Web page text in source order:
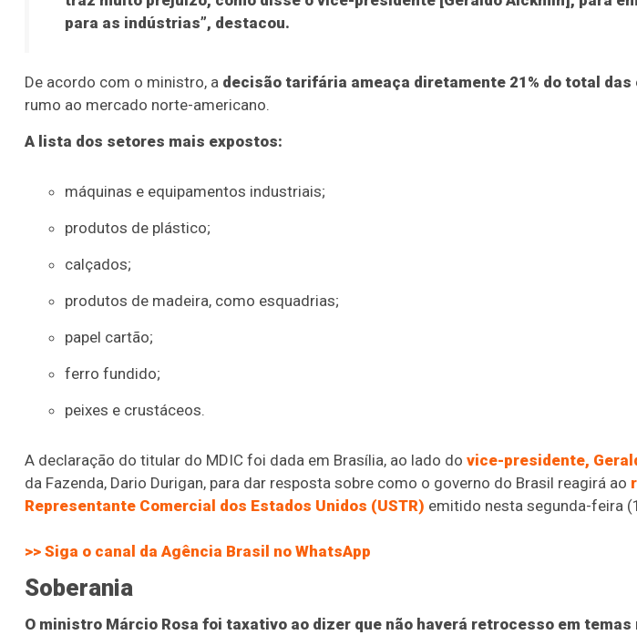
para as indústrias”, destacou.
De acordo com o ministro, a decisão tarifária ameaça diretamente 21% do total
rumo ao mercado norte-americano.
A lista dos setores mais expostos:
máquinas e equipamentos industriais;
produtos de plástico;
calçados;
produtos de madeira, como esquadrias;
papel cartão;
ferro fundido;
peixes e crustáceos.
A declaração do titular do MDIC foi dada em Brasília, ao lado do vice-presidente,
da Fazenda, Dario Durigan, para dar resposta sobre como o governo do Brasil reagirá ao
Representante Comercial dos Estados Unidos (USTR) emitido nesta segunda-feira
>> Siga o canal da Agência Brasil no WhatsApp
Soberania
O ministro Márcio Rosa foi taxativo ao dizer que não haverá retrocesso em